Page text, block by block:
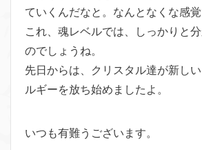
ていくんだなと。なんとなくな感
これ、魂レベルでは、しっかりと
のでしょうね。
先日からは、クリスタル達が新し
ルギーを放ち始めましたよ。
いつも有難うございます。